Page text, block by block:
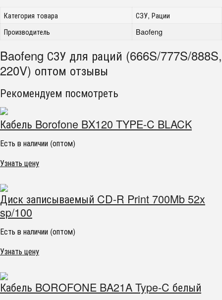
Категория товара
СЗУ, Рации
Производитель
Baofeng
Baofeng СЗУ для раций (666S/777S/888S,
220V) оптом отзывы
Рекомендуем посмотреть
Кабель Borofone BX120 TYPE-C BLACK
Есть в наличии (оптом)
Узнать цену
Диск записываемый CD-R Print 700Mb 52x
sp/100
Есть в наличии (оптом)
Узнать цену
Кабель BOROFONE BA21A Type-C белый